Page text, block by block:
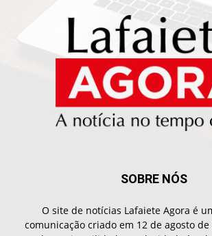
SOBRE NÓS
O site de notícias Lafaiete Agora é
comunicação criado em 12 de agosto